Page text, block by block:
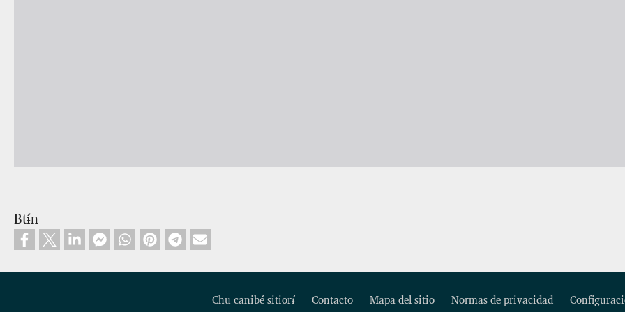
Btɨ́n
Chu canibé sitiorɨ́ Contacto Mapa del sitio Normas de privacidad